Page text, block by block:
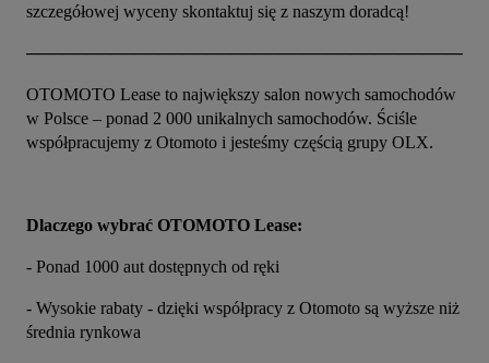
szczegółowej wyceny skontaktuj się z naszym doradcą!
OTOMOTO Lease to największy salon nowych samochodów
w Polsce – ponad 2 000 unikalnych samochodów. Ściśle
współpracujemy z Otomoto i jesteśmy częścią grupy OLX.
Dlaczego wybrać OTOMOTO Lease:
- Ponad 1000 aut dostępnych od ręki
- Wysokie rabaty - dzięki współpracy z Otomoto są wyższe niż
średnia rynkowa